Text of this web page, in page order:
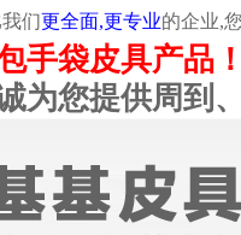
们更全面,更专业的企业,
手袋皮具产品
为您提供周到